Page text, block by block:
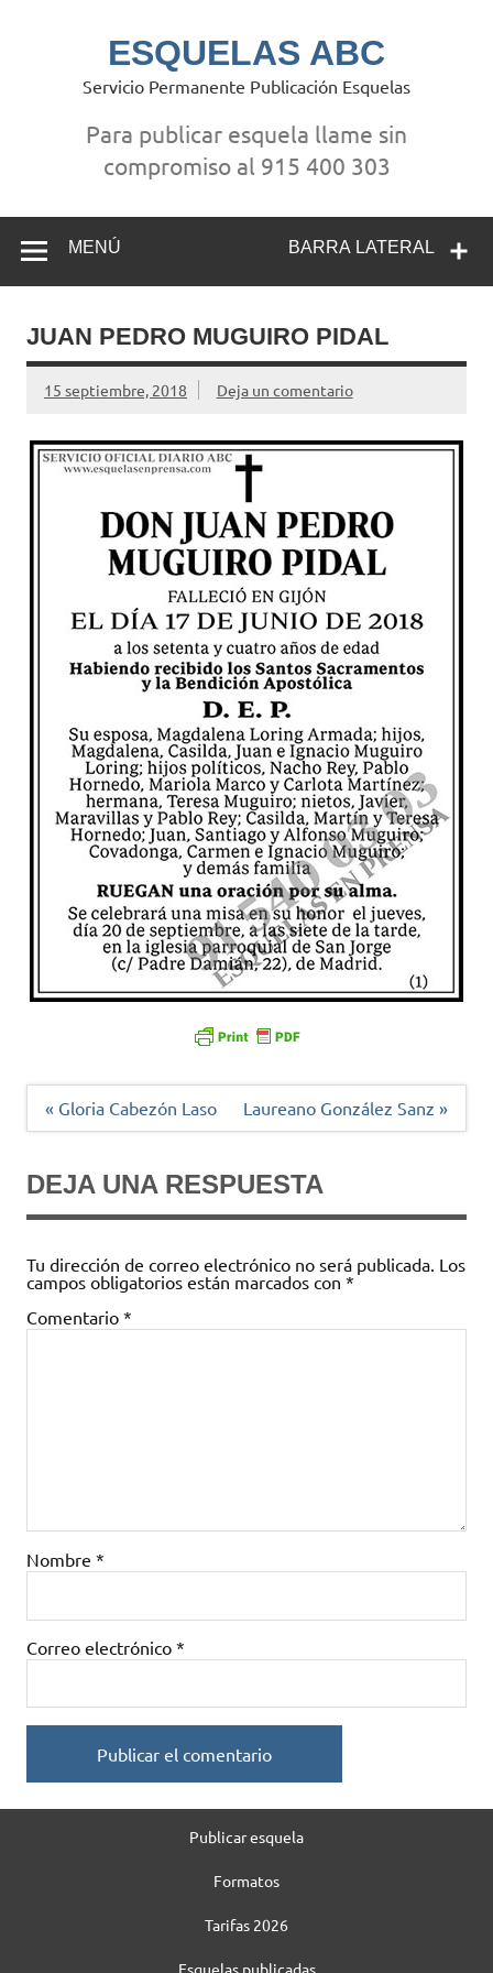
ESQUELAS ABC
Servicio Permanente Publicación Esquelas
Para publicar esquela llame sin
compromiso al 915 400 303
BARRA LATERAL
MENÚ
JUAN PEDRO MUGUIRO PIDAL
15 septiembre, 2018 Deja un comentario
Navegación
« Gloria Cabezón Laso Laureano González Sanz »
DEJA UNA RESPUESTA
Tu dirección de correo electrónico no será publicada. Los
campos obligatorios están marcados con *
Comentario *
Nombre *
Correo electrónico *
Publicar esquela
Formatos
Tarifas 2026
Esquelas publicadas